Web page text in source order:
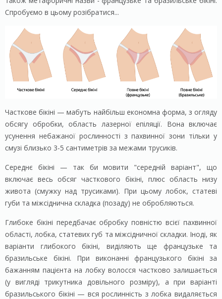
Спробуємо в цьому розібратися...
Часткове бікіні — мабуть найбільш економна форма, з огляду
обсягу обробки, область лазерної епіляції. Вона включає
усунення небажаної рослинності з пахвинної зони тільки у
смузі близько 3-5 сантиметрів за межами трусиків.
Середнє бікіні — так би мовити "середній варіант", що
включає весь обсяг часткового бікіні, плюс область низу
живота (смужку над трусиками). При цьому лобок, статеві
губи та міжсіднична складка (позаду) не обробляються.
Глибоке бікіні передбачає обробку повністю всієї пахвинної
області, лобка, статевих губ та міжсідничної складки. Іноді, як
варіанти глибокого бікіні, виділяють ще французьке та
бразильське бікіні. При виконанні французького бікіні за
бажанням пацієнта на лобку волосся частково залишається
(у вигляді трикутника довільного розміру), а при варіанті
бразильського бікіні — вся рослинність з лобка видаляється